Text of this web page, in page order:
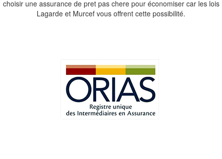
choisir une assurance de pret pas chere pour économiser car les lois
Lagarde et Murcef vous offrent cette possibilité.